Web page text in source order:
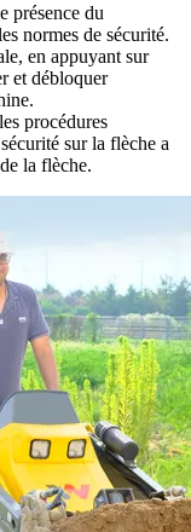
présence du
normes de sécurité.
en appuyant sur
et débloquer
procédures
sur la flèche a
la flèche.